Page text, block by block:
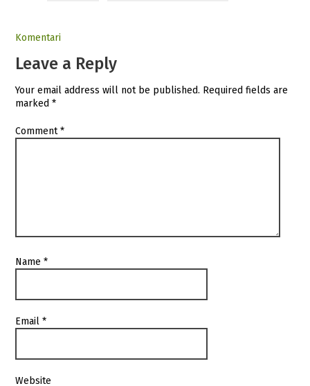
Komentari
Leave a Reply
Your email address will not be published. Required fields are
marked*
Comment*
Name*
Email*
Website